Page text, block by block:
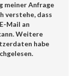
meiner Anfrage
verstehe, dass
Mail an
Weitere
habe